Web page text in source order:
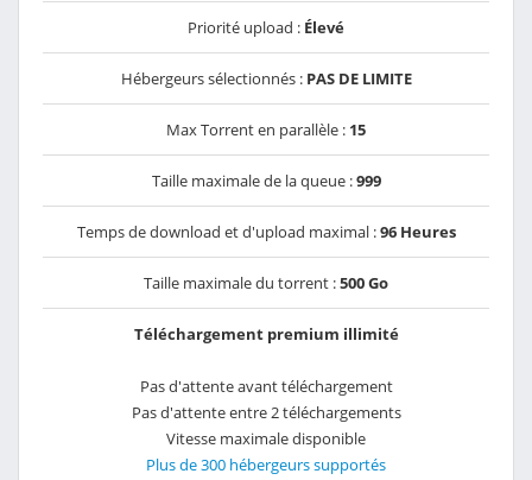
Priorité upload : Élevé
Hébergeurs sélectionnés : PAS DE LIMITE
Max Torrent en parallèle : 15
Taille maximale de la queue :999
Temps de download et d'upload maximal :96 Heures
Taille maximale du torrent :500 Go
Téléchargement premium illimité
Pas d'attente avant téléchargement
Pas d'attente entre 2 téléchargements
Vitesse maximale disponible
Plus de 300 hébergeurs supportés